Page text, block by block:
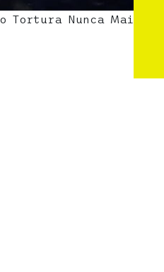
Tortura Nunca Mais,